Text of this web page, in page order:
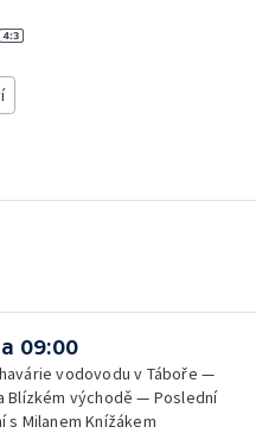
09:00
vodovodu v Táboře —
Blízkém východě — Poslední
s Milanem Knížákem